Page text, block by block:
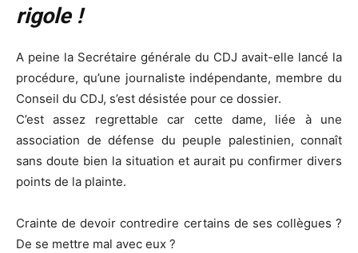
rigole !
A peine la Secrétaire générale du CDJ avait-elle lancé la
procédure, qu’une journaliste indépendante, membre du
Conseil du CDJ, s’est désistée pour ce dossier.
C’est assez regrettable car cette dame, liée à une
association de défense du peuple palestinien, connaît
sans doute bien la situation et aurait pu confirmer divers
points de la plainte.
Crainte de devoir contredire certains de ses collègues ?
De se mettre mal avec eux ?